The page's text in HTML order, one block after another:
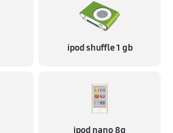
ipod shuffle 1 gb
ipod nano 8g